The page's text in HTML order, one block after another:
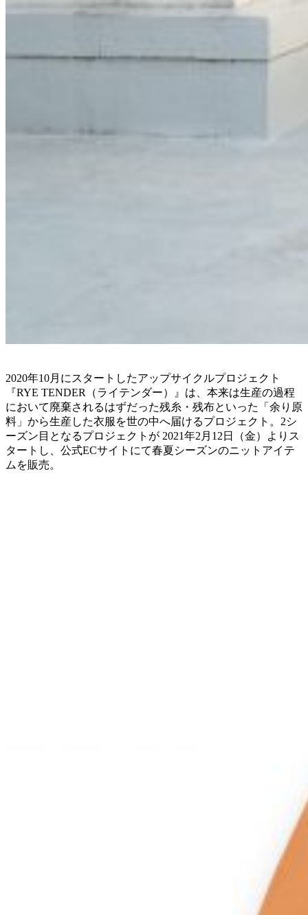
2020年10月にスタートしたアップサイクルプロジェクト
『RYE TENDER（ライテンダー）』は、本来は生産の過程
において廃棄されるはずだった残糸・残布といった「余り原
料」から生産した衣服を世の中へ届けるプロジェクト。2シ
ーズン目となるプロジェクトが 2021年2月12日（金）よりス
タートし、公式ECサイトにて春夏シーズンのニットアイテ
ムを販売。